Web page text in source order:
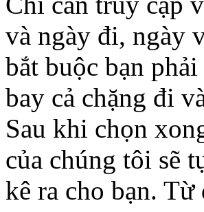
và ngày đi, ngày
bắt buộc bạn
bay cả chặng đi
Sau khi chọn
của chúng tôi sẽ
kê ra cho bạn.